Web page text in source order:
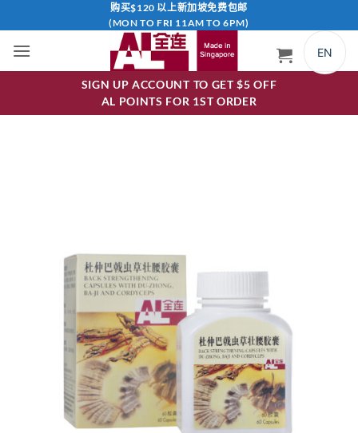
到
容
购买$120 以上新加坡免费包邮
(MON TO FRI 11AM TO 6PM)
EN
SIGN UP ACCOUNT TO GET $5 OFF
AL POINTS FOR 1ST ORDER